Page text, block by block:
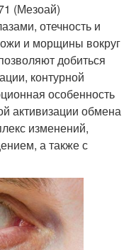
(Мезоай)
отечность и
и морщины вокруг
добиться
контурной
особенность
активизации обмена
изменений,
а также с